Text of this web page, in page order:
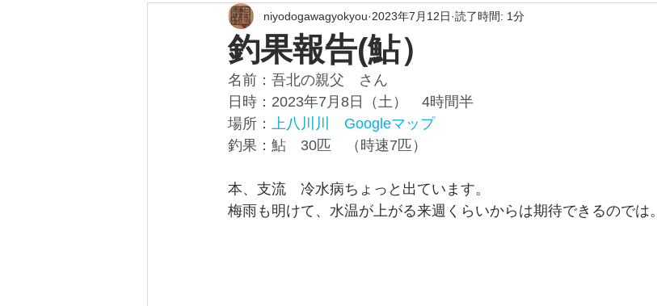
メディア
釣果報告(鮎）
niyodogawagyokyou 2023年7月12日 読了時間: 1分
名前：吾北の親父　さん
日時：2023年7月8日（土）　4時間半
場所： 上八川川
Googleマップ
釣果：鮎　30匹　（時速7匹）
本、支流　冷水病ちょっと出ています。
梅雨も明けて、水温が上がる来週くらいからは期待できるのでは。